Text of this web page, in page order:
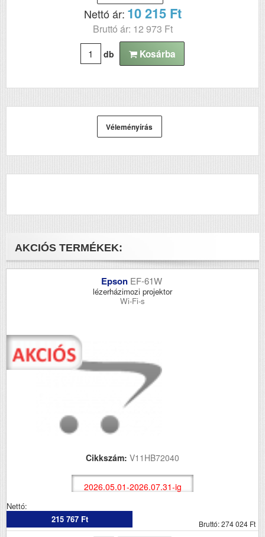
Nettó ár: 10 215 Ft
Bruttó ár: 12 973 Ft
db Kosárba
Véleményírás
AKCIÓS TERMÉKEK:
Epson EF-61W
lézerházimozi projektor
Wi-Fi-s
Cikkszám: V11HB72040
2026.05.01-2026.07.31-ig
Nettó:
215 767 Ft
Bruttó: 274 024 Ft